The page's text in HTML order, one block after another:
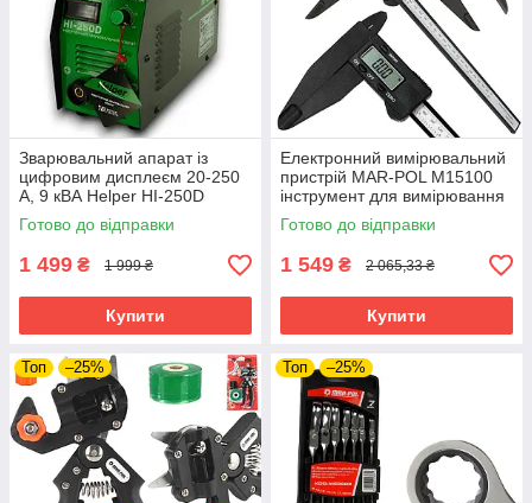
Зварювальний апарат із
цифровим дисплеєм 20-250
А, 9 кВА Helper HI-250D
Готово до відправки
1 499 ₴ 1 999 ₴
Купити
Електронний вимірювальний
пристрій MAR-POL M15100
інструмент для вимірювання
riven
Готово до відправки
1 549 ₴ 2 065,33 ₴
Купити
Топ –25% Топ –25%